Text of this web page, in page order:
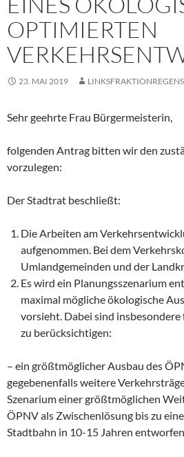
OPTIMIERTEN
23. MAI 2019
Sehr geehrte Frau Bürgermeisterin,
folgenden Antrag bitten wir den
vorzulegen:
Der Stadtrat beschließt:
Die Arbeiten am
aufgenommen. Bei dem
Umlandgemeinden und der
Es wird ein Planungsszenarium
maximal mögliche ökologische
vorsieht. Dabei sind
zu berücksichtigen:
– ein größtmöglicher Ausbau des
gegebenenfalls weitere
Szenarium einer größtmöglichen
ÖPNV als Zwischenlösung bis zu
Stadtbahn in 10-15 Jahren entworfen